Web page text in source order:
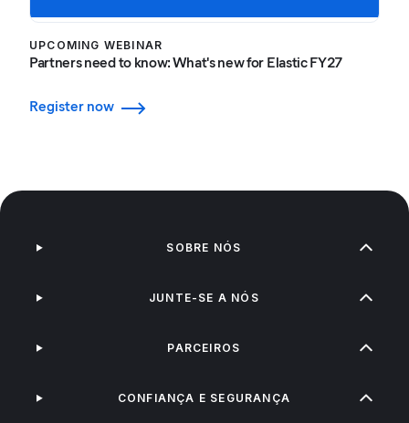
UPCOMING WEBINAR
Partners need to know: What's new for Elastic FY27
Register now
SOBRE NÓS
JUNTE-SE A NÓS
PARCEIROS
CONFIANÇA E SEGURANÇA